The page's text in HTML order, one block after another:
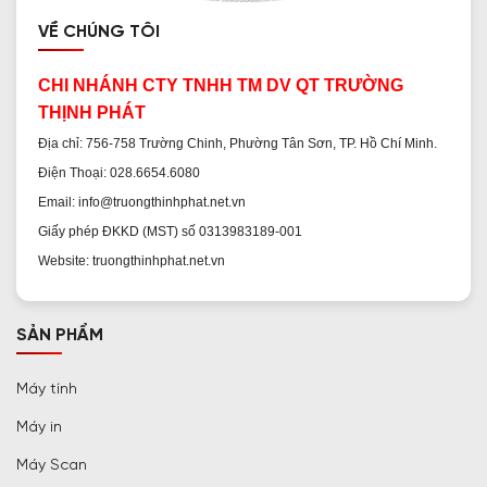
Khi mua máy in Ricoh cần chú ý xem xét các
tiêu chí nào
Mục đích sử dụng: Trước khi mua máy in
Ricoh, bạn cần xác định mục đích sử dụng của
in ấn đen trắng hay in màu, in ấn số lượng lớn
hay nhỏ. Nên lựa chọn sản phẩm có giá thành
và chất lượng phù hợp với nhu cầu sử dụng.
VỀ CHÚNG TÔI
CHI NHÁNH CTY TNHH TM DV QT TRƯỜNG
THỊNH PHÁT
Địa chỉ: 756-758 Trường Chinh, Phường Tân Sơn, TP. Hồ Chí Minh.
Điện Thoại: 028.6654.6080
Email: info@truongthinhphat.net.vn
Giấy phép ĐKKD (MST) số 0313983189-001
Website: truongthinhphat.net.vn
SẢN PHẨM
Máy tính
Máy in
Máy Scan